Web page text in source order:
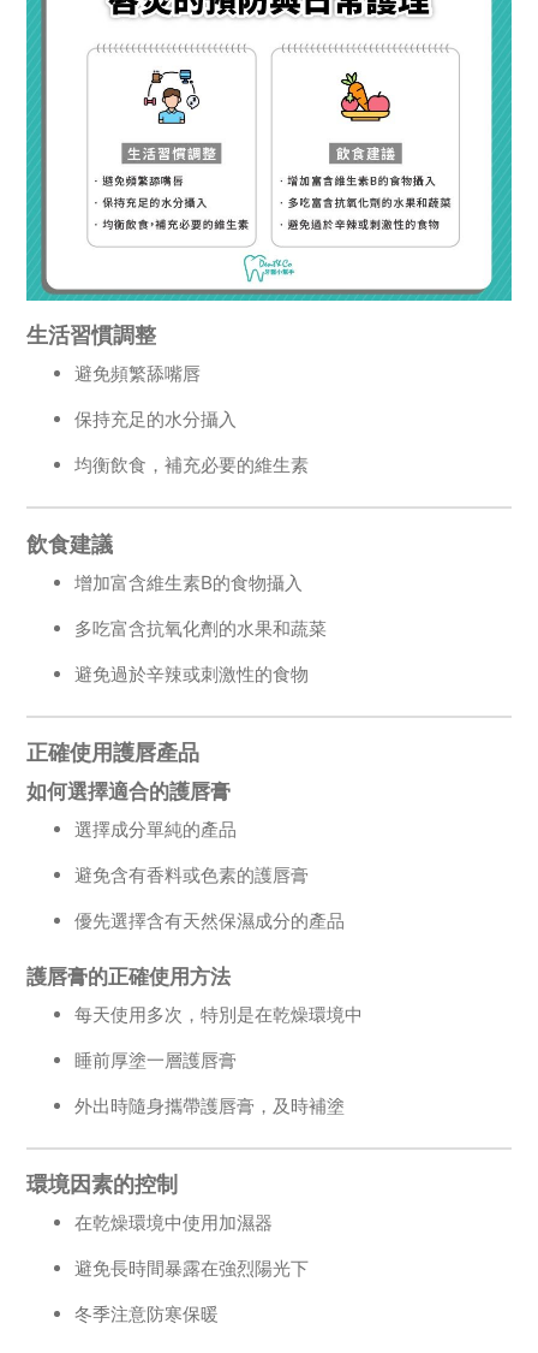
生活習慣調整
避免頻繁舔嘴唇
保持充足的水分攝入
均衡飲食，補充必要的維生素
飲食建議
增加富含維生素B的食物攝入
多吃富含抗氧化劑的水果和蔬菜
避免過於辛辣或刺激性的食物
正確使用護唇產品
如何選擇適合的護唇膏
選擇成分單純的產品
避免含有香料或色素的護唇膏
優先選擇含有天然保濕成分的產品
護唇膏的正確使用方法
每天使用多次，特別是在乾燥環境中
睡前厚塗一層護唇膏
外出時隨身攜帶護唇膏，及時補塗
環境因素的控制
在乾燥環境中使用加濕器
避免長時間暴露在強烈陽光下
冬季注意防寒保暖